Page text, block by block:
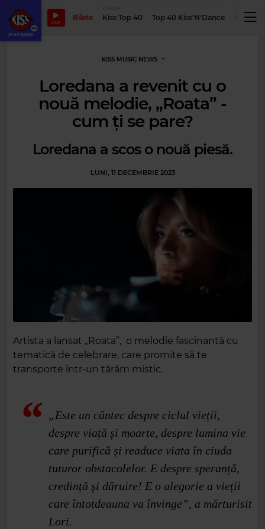
LIVE
Bilete Kiss Top 40 Top 40 Kiss'N'Dance
KISS MUSIC NEWS
Loredana a revenit cu o
nouă melodie, „Roata” -
cum ți se pare?
Loredana a scos o nouă piesă.
LUNI, 11 DECEMBRIE 2023
Artista a lansat „Roata”, o melodie fascinantă cu
tematică de celebrare, care promite să te
transporte într-un tărâm mistic.
„Este un cântec despre ciclul vieții,
despre viață și moarte, despre lumina vie
care purifică și readuce viata în ciuda
tuturor obstacolelor. E despre speranță,
credință și dăruire! E o alegorie a vieții
care întotdeauna va învinge”, a mărturisit
Lori.